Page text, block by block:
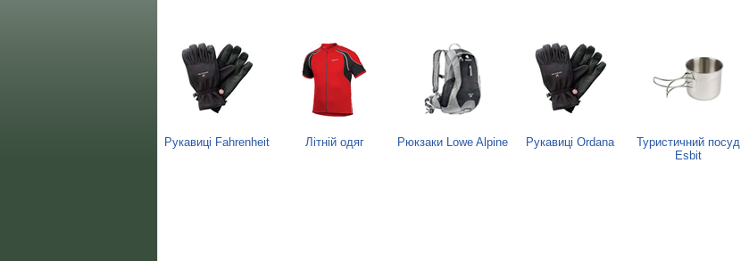
Рукавиці Fahrenheit Літній одяг Рюкзаки Lowe Alpine Рукавиці Ordana
Туристичний посуд
Esbit